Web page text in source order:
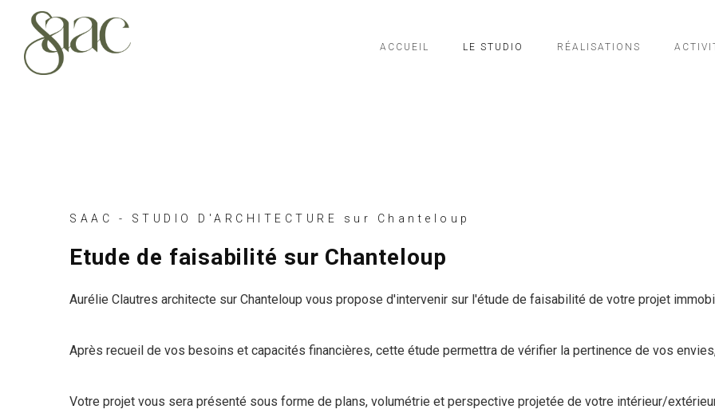
ACCUEIL LE STUDIO RÉALISATIONS
SAAC - STUDIO D'ARCHITECTURE sur Chanteloup
Etude de faisabilité sur Chanteloup
Aurélie Clautres architecte sur Chanteloup vous propose d'intervenir sur l'étude de faisabilité de votre projet
Après recueil de vos besoins et capacités financières, cette étude permettra de vérifier la pertinence de vos
Votre projet vous sera présenté sous forme de plans, volumétrie et perspective projetée de votre intérieur/